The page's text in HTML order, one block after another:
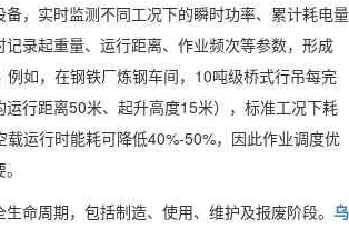
备，实时监测不同工况下的瞬时功率、累计耗电量
记录起重量、运行距离、作业频次等参数，形成
例如，在钢铁厂炼钢车间，10吨级桥式行吊每完
运行距离50米、起升高度15米），标准工况下耗
载运行时能耗可降低40%-50%，因此作业调度优
命周期，包括制造、使用、维护及报废阶段。 乌